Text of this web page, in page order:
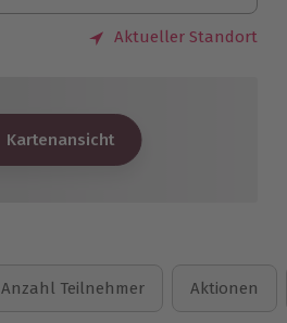
Aktueller Standort
Kartenansicht
Anzahl Teilnehmer Aktionen